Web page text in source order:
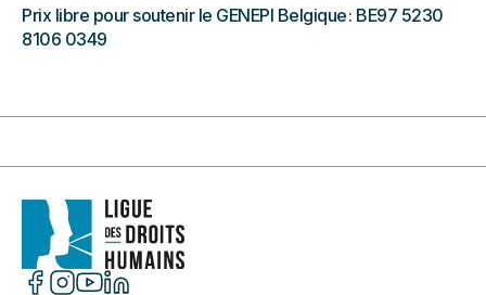
Prix libre pour soutenir le GENEPI Belgique : BE97 5230
8106 0349